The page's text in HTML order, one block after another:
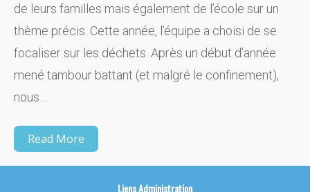
de leurs familles mais également de l’école sur un
thème précis. Cette année, l’équipe a choisi de se
focaliser sur les déchets. Après un début d’année
mené tambour battant (et malgré le confinement),
nous…
Read More
LiensAdministration